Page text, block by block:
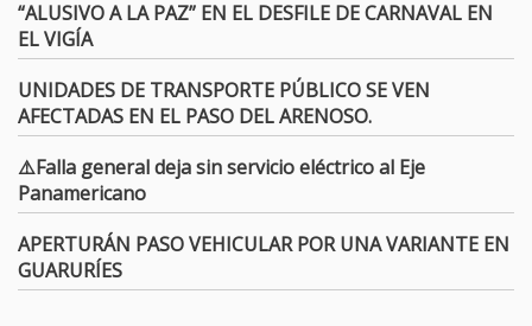
“ALUSIVO A LA PAZ” EN EL DESFILE DE CARNAVAL EN
EL VIGÍA
UNIDADES DE TRANSPORTE PÚBLICO SE VEN
AFECTADAS EN EL PASO DEL ARENOSO.
⚠️Falla general deja sin servicio eléctrico al Eje
Panamericano
APERTURÁN PASO VEHICULAR POR UNA VARIANTE EN
GUARURÍES